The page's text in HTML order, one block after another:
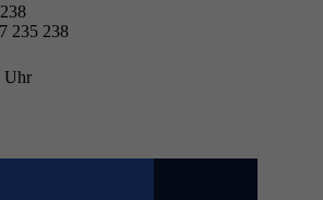
235 238
Uhr